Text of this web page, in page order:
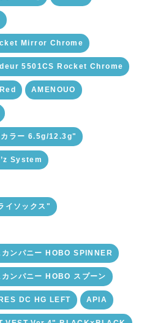
Mirror Chrome
5501CS Rocket Chrome
AMENOUO
ラー 6.5g/12.3g"
System
イソックス"
ンパニー HOBO SPINNER
ンパニー HOBO スプーン
DC HG LEFT APIA